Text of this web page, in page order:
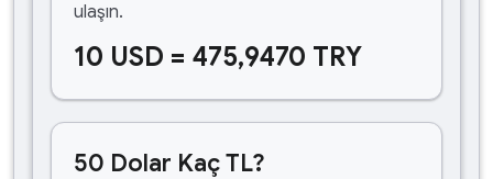
ulaşın.
10 USD = 475,9470 TRY
50 Dolar Kaç TL?